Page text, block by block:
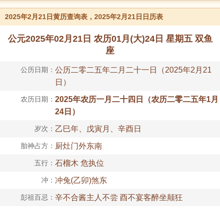
2025年2月21日黄历查询表，2025年2月21日日历表
公元2025年02月21日 农历01月(大)24日 星期五 双鱼
座
公历日期： 公历二零二五年二月二十一日（2025年2月21
日）
农历日期： 2025年农历一月二十四日（农历二零二五年1月
24日）
岁次： 乙巳年、戊寅月、辛酉日
胎神占方： 厨灶门外东南
五行： 石榴木 危执位
冲： 冲兔(乙卯)煞东
彭祖百忌： 辛不合酱主人不尝 酉不宴客醉坐颠狂